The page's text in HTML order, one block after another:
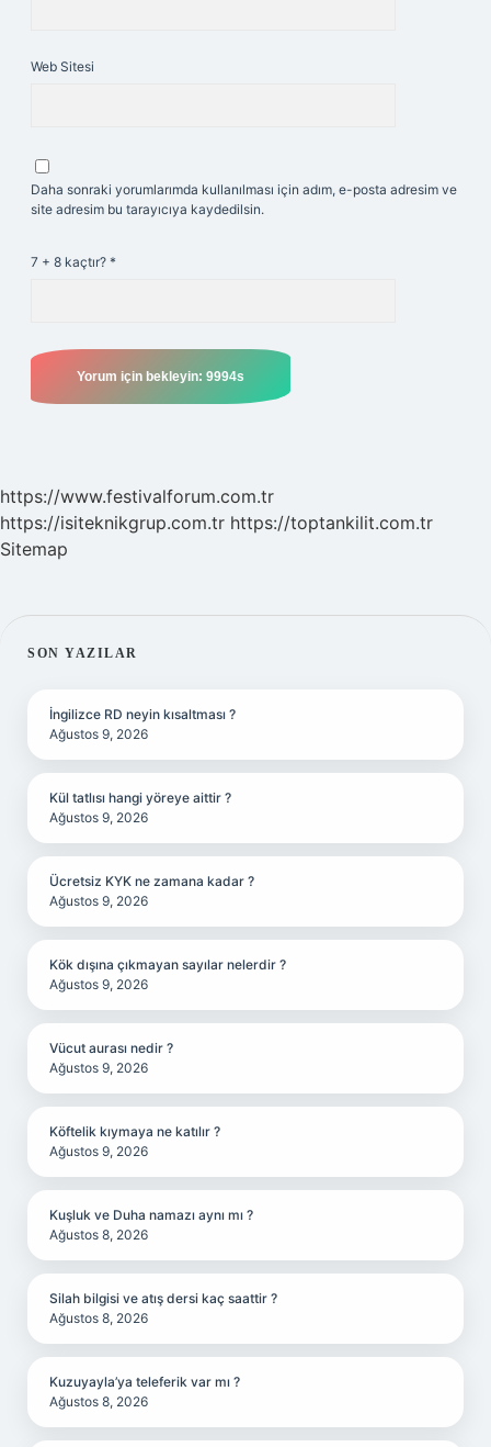
Web Sitesi
Daha sonraki yorumlarımda kullanılması için adım, e-posta adresim ve
site adresim bu tarayıcıya kaydedilsin.
7 + 8 kaçtır? *
https://www.festivalforum.com.tr
https://isiteknikgrup.com.tr https://toptankilit.com.tr
Sitemap
SIDEBAR
SON YAZILAR
İngilizce RD neyin kısaltması ?
Ağustos 9, 2026
Kül tatlısı hangi yöreye aittir ?
Ağustos 9, 2026
Ücretsiz KYK ne zamana kadar ?
Ağustos 9, 2026
Kök dışına çıkmayan sayılar nelerdir ?
Ağustos 9, 2026
Vücut aurası nedir ?
Ağustos 9, 2026
Köftelik kıymaya ne katılır ?
Ağustos 9, 2026
Kuşluk ve Duha namazı aynı mı ?
Ağustos 8, 2026
Silah bilgisi ve atış dersi kaç saattir ?
Ağustos 8, 2026
Kuzuyayla’ya teleferik var mı ?
Ağustos 8, 2026